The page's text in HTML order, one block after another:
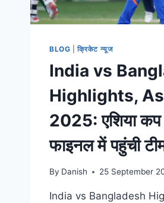
BLOG |क्रिकेट न्यूज
India vs
Highlights,
2025: एशिया
फाइनल में पहुंची
By Danish 25 September
India vs Bangladesh